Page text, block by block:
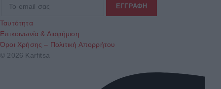
Ταυτότητα
Επικοινωνία & Διαφήμιση
Όροι Χρήσης – Πολιτική Απορρήτου
© 2026 Karfitsa